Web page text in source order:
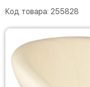
Код товара: 255828